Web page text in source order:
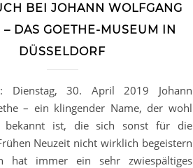
BEI JOHANN WOLFGANG
– DAS GOETHE-MUSEUM IN
DÜSSELDORF
Dienstag, 30. April 2019 Johann
– ein klingender Name, der wohl
bekannt ist, die sich sonst für die
Neuzeit nicht wirklich begeistern
hat immer ein sehr zwiespältiges